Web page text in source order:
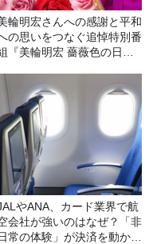
輪明宏さんへの感謝と平和
の思いをつなぐ追悼特別番
『美輪明宏 薔薇色の日曜
～』8/9（日）16時放送
やANA、カード業界で航
会社が強いのはなぜ？「非
常の体験」が決済を動かす